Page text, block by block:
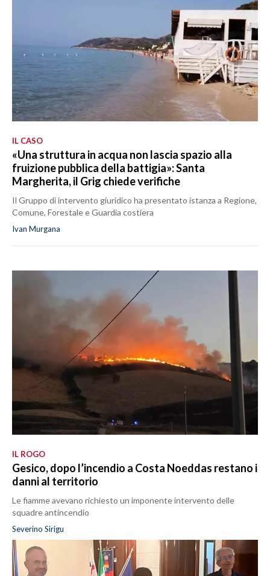
IL CASO
«Una struttura in acqua non lascia spazio alla
fruizione pubblica della battigia»: Santa
Margherita, il Grig chiede verifiche
Il Gruppo di intervento giuridico ha presentato istanza a Regione,
Comune, Forestale e Guardia costiera
Ivan Murgana
IL ROGO
Gesico, dopo l’incendio a Costa Noeddas restano i
danni al territorio
Le fiamme avevano richiesto un imponente intervento delle
squadre antincendio
Severino Sirigu